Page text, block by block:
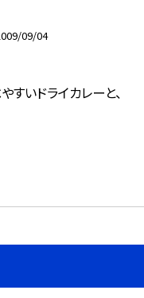
09/04
すいドライカレーと、